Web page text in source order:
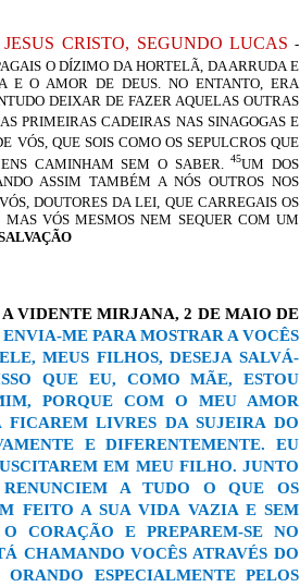
CRISTO, SEGUNDO LUCAS -
O DÍZIMO DA HORTELÃ, DA ARRUDA E
E O AMOR DE DEUS. NO ENTANTO, ERA
DEIXAR DE FAZER AQUELAS OUTRAS
PRIMEIRAS CADEIRAS NAS SINAGOGAS E
VÓS, QUE SOIS COMO OS SEPULCROS QUE
CAMINHAM SEM O SABER.45UM DOS
ASSIM TAMBÉM A NÓS OUTROS NOS
DOUTORES DA LEI, QUE CARREGAIS OS
VÓS MESMOS NEM SEQUER COM UM
A VIDENTE MIRJANA, 2 DE MAIO DE
ME PARA MOSTRAR A VOCÊS
MEUS FILHOS, DESEJA SALVÁ-
QUE EU, COMO MÃE, ESTOU
PORQUE COM O MEU AMOR
FICAREM LIVRES DA SUJEIRA DO
E DIFERENTEMENTE. EU
EM MEU FILHO. JUNTO
RENUNCIEM A TUDO O QUE OS
FEITO A SUA VIDA VAZIA E SEM
CORAÇÃO E PREPAREM-SE NO
CHAMANDO VOCÊS ATRAVÉS DO
ESPECIALMENTE PELOS